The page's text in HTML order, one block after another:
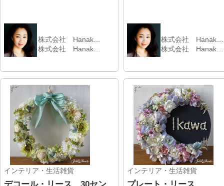
HOME| 運営会社 登録はこちら ご利用規約| プライバシーポリシ
ー|キャンセルポリシー 広告掲載のお問合せ |お問合せ|
Copyright ©2026 KYUSHU WOMAN All Rights Reserved.